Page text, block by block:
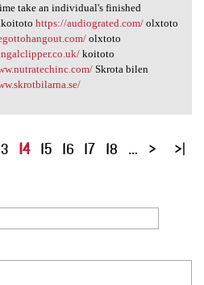
take an individual's finished
https://audiograted.com/olxtoto
olxtoto
koitoto
Skrota bilen
14 15 16 17 18 …